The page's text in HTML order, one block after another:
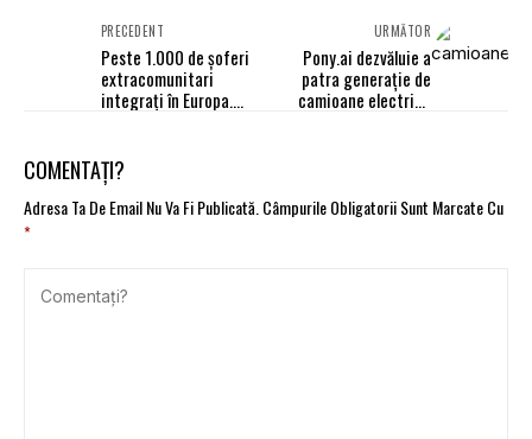
PRECEDENT
Peste 1.000 de șoferi
extracomunitari
integrați în Europa.
standard etic în
recrutarea pentru
transporturi
URMĂTOR
Pony.ai dezvăluie a
patra generație de
camioane electrice
COMENTAȚI?
Adresa Ta De Email Nu Va Fi Publicată. Câmpurile Obligatorii Sunt Marcate Cu
*